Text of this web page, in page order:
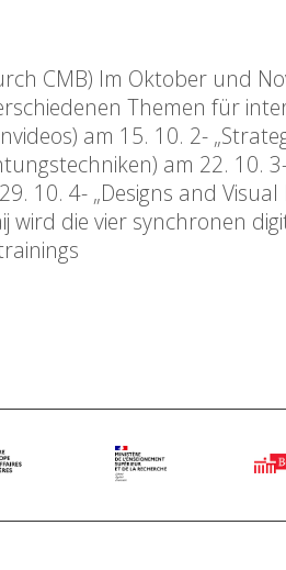
CMB) Im Oktober und
Themen für
am 15. 10. 2-
am 22. 10.
10. 4- „Designs and
wird die vier synchronen